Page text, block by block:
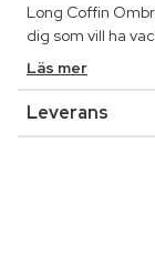
Long Coffin
dig som vill ha
Läs mer
Leverans